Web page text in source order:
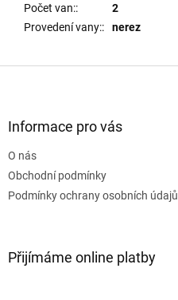
Počet van::
2
Provedení vany:: nerez
Informace pro vás
O nás
Obchodní podmínky
Podmínky ochrany osobních údajů
Přijímáme online platby